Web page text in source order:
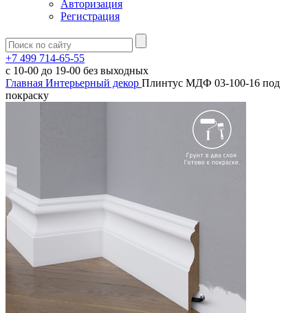
Авторизация
Регистрация
+7 499 714-65-55
с 10-00 до 19-00 без выходных
Главная Интерьерный декор Плинтус МДФ 03-100-16 под
покраску